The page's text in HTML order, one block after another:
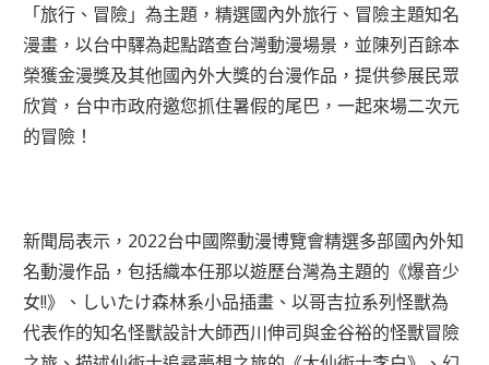
「旅行、冒險」為主題，精選國內外旅行、冒險主題知名
漫畫，以台中驛為起點踏查台灣動漫場景，並陳列百餘本
榮獲金漫獎及其他國內外大獎的台漫作品，提供參展民眾
欣賞，台中市政府邀您抓住暑假的尾巴，一起來場二次元
的冒險！
新聞局表示，2022台中國際動漫博覽會精選多部國內外知
名動漫作品，包括織本任那以遊歷台灣為主題的《爆音少
女!!》、しいたけ森林系小品插畫、以哥吉拉系列怪獸為
代表作的知名怪獸設計大師西川伸司與金谷裕的怪獸冒險